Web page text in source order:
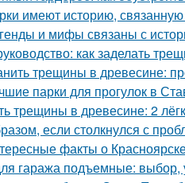
имеют историю,
и мифы связаны с
как заделать
трещины в древесине:
парки для прогулок в
трещины в древесине: 2
если столкнулся с
факты о
гаража подъемные: выбор,